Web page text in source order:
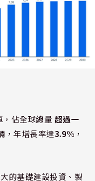
佔全球總量 超過一
，年增長率達3.9% ，
的基礎建設投資、製